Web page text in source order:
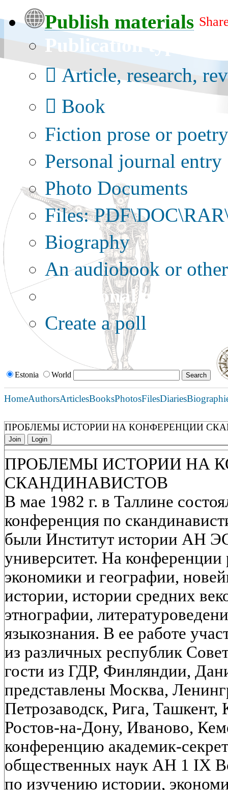
Publish materials
Publication type?
Article, research,
Book
Fiction prose or poetry
Personal journal entry
Photo Documents
Files:
Biography
An audiobook or
Additional options:
Create a poll
Estonia World
HomeAuthorsArticlesBooksPhotosFilesDiaries
ПРОБЛЕМЫ ИСТОРИИ НА КОНФЕРЕНЦИИ
Join Login
ПРОБЛЕМЫ ИСТОРИИ НА
СКАНДИНАВИСТОВ
В мае 1982 г. в Таллине
конференция по
были Институт истории АН
университет. На конференции
экономики и географии,
истории, истории средних
этнографии,
языкознания. В ее работе
из различных республик
гости из ГДР, Финляндии,
представлены Москва,
Петрозаводск, Рига,
Ростов-на-Дону, Иваново,
конференцию академик-
общественных наук АН 1 IX
по изучению истории,